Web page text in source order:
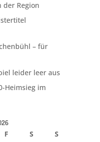
der Region
– für
leider leer aus
Heimsieg im
F S S